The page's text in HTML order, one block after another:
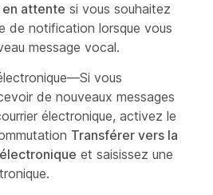
en attente si vous souhaitez
de notification lorsque vous
message vocal.
vous
de nouveaux messages
électronique, activez le
Transférer vers la
et saisissez une